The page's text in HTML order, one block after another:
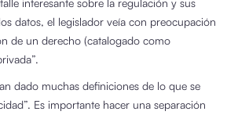
datos, el legislador veía con preocupación
de un derecho (catalogado como
dado muchas definiciones de lo que se
Es importante hacer una separación